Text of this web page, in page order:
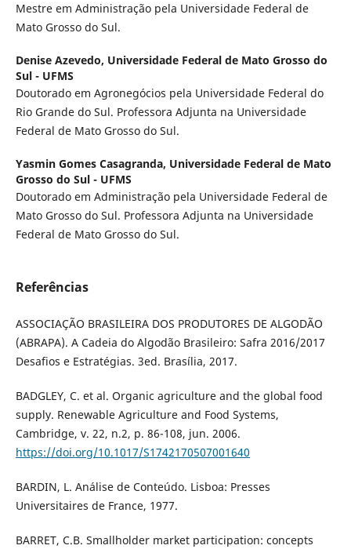
Mestre em Administração pela Universidade Federal de
Mato Grosso do Sul.
Denise Azevedo, Universidade Federal de Mato Grosso do
Sul - UFMS
Doutorado em Agronegócios pela Universidade Federal do
Rio Grande do Sul. Professora Adjunta na Universidade
Federal de Mato Grosso do Sul.
Yasmin Gomes Casagranda, Universidade Federal de Mato
Grosso do Sul - UFMS
Doutorado em Administração pela Universidade Federal de
Mato Grosso do Sul. Professora Adjunta na Universidade
Federal de Mato Grosso do Sul.
Referências
ASSOCIAÇÃO BRASILEIRA DOS PRODUTORES DE ALGODÃO
(ABRAPA). A Cadeia do Algodão Brasileiro: Safra 2016/2017
Desafios e Estratégias. 3ed. Brasília, 2017.
BADGLEY, C. et al. Organic agriculture and the global food
supply. Renewable Agriculture and Food Systems,
Cambridge, v. 22, n.2, p. 86-108, jun. 2006.
https://doi.org/10.1017/S1742170507001640
BARDIN, L. Análise de Conteúdo. Lisboa: Presses
Universitaires de France, 1977.
BARRET, C.B. Smallholder market participation: concepts